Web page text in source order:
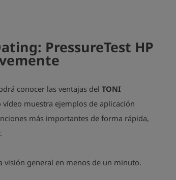
PressureTest HP
conocer las ventajas del TONI
vídeo muestra ejemplos de aplicación
más importantes de forma rápida,
visión general en menos de un minuto.